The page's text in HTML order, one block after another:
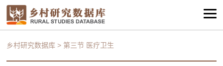
乡村研究数据库 > 第三节 医疗卫生